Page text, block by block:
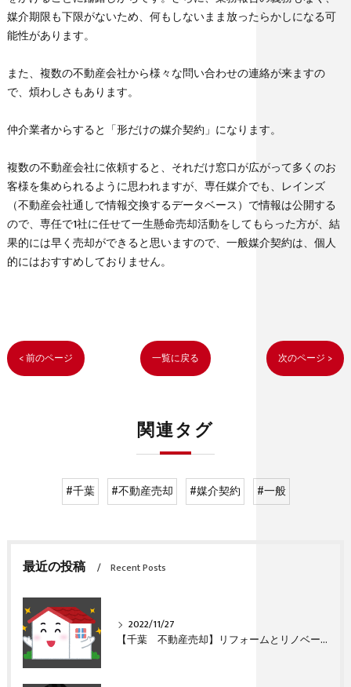
媒介期限も下限がないため、何もしないまま放ったらかしになる可
能性があります。
また、複数の不動産会社から様々な問い合わせの連絡が来ますの
で、煩わしさもあります。
仲介業者からすると「形だけの媒介契約」になります。
複数の不動産会社に依頼すると、それだけ窓口が広がって多くのお
客様を集められるように思われますが、専任媒介でも、レインズ
（不動産会社通しで情報交換するデータベース）で情報は公開する
ので、専任で1社に任せて一生懸命売却活動をしてもらった方が、結
果的には早く売却ができると思いますので、一般媒介契約は、個人
的にはおすすめしておりません。
< 前のページ 一覧に戻る 次のページ >
関連タグ
#千葉 #不動産売却 #媒介契約 #一般
最近の投稿 Recent Posts
2022/11/27
【千葉 不動産売却】リフォームとリノベーションの違い